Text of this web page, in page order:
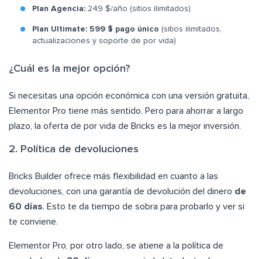
Plan Agencia: 249 $/año (sitios ilimitados)
Plan Ultimate: 599 $ pago único (sitios ilimitados,
actualizaciones y soporte de por vida)
¿Cuál es la mejor opción?
Si necesitas una opción económica con una versión gratuita,
Elementor Pro tiene más sentido. Pero para ahorrar a largo
plazo, la oferta de por vida de Bricks es la mejor inversión.
2. Política de devoluciones
Bricks Builder ofrece más flexibilidad en cuanto a las
devoluciones, con una garantía de devolución del dinero de
60 días. Esto te da tiempo de sobra para probarlo y ver si
te conviene.
Elementor Pro, por otro lado, se atiene a la política de